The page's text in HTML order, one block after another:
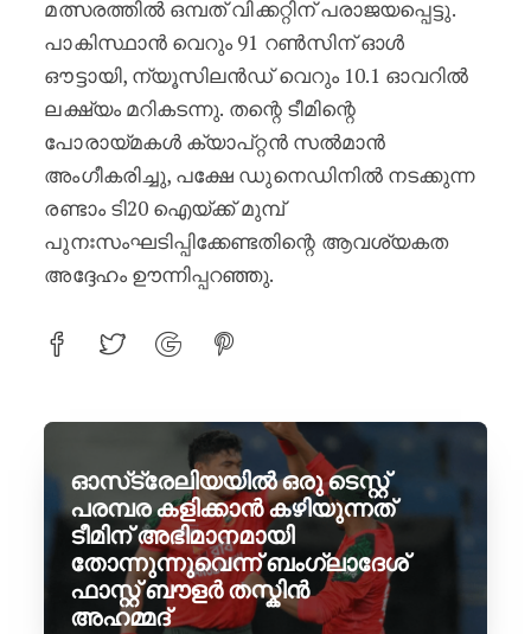
മത്സരത്തിൽ ഒമ്പത് വിക്കറ്റിന് പരാജയപ്പെട്ടു.
പാകിസ്ഥാൻ വെറും 91 റൺസിന് ഓൾ
ഔട്ടായി, ന്യൂസിലൻഡ് വെറും 10.1 ഓവറിൽ
ലക്ഷ്യം മറികടന്നു. തന്റെ ടീമിന്റെ
പോരായ്മകൾ ക്യാപ്റ്റൻ സൽമാൻ
അംഗീകരിച്ചു, പക്ഷേ ഡുനെഡിനിൽ നടക്കുന്ന
രണ്ടാം ടി20 ഐയ്ക്ക് മുമ്പ്
പുനഃസംഘടിപ്പിക്കേണ്ടതിന്റെ ആവശ്യകത
അദ്ദേഹം ഊന്നിപ്പറഞ്ഞു.
ഓസ്‌ട്രേലിയയിൽ ഒരു ടെസ്റ്റ്
പരമ്പര കളിക്കാൻ കഴിയുന്നത്
ടീമിന് അഭിമാനമായി
തോന്നുന്നുവെന്ന് ബംഗ്ലാദേശ്
ഫാസ്റ്റ് ബൗളർ തസ്കിൻ
അഹമ്മദ്